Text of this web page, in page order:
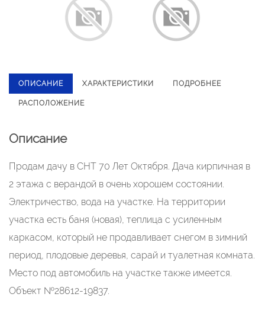
ОПИСАНИЕ ХАРАКТЕРИСТИКИ ПОДРОБНЕЕ
РАСПОЛОЖЕНИЕ
Описание
Продам дачу в СНТ 70 Лет Октября. Дача кирпичная в
2 этажа с верандой в очень хорошем состоянии.
Электричество, вода на участке. На территории
участка есть баня (новая), теплица с усиленным
каркасом, который не продавливает снегом в зимний
период, плодовые деревья, сарай и туалетная комната.
Место под автомобиль на участке также имеется.
Объект №28612-19837.